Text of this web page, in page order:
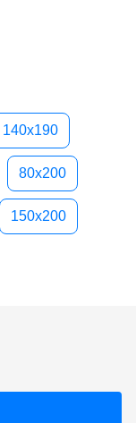
140х190
80х200
150х200